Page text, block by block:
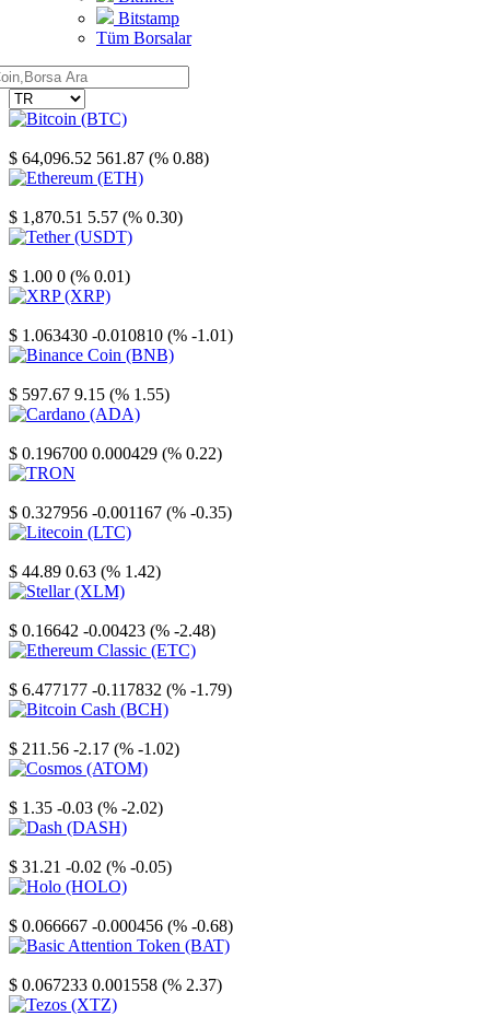
Bitstamp
Tüm Borsalar
$ 64,096.52 561.87 (% 0.88)
$ 1,870.51 5.57 (% 0.30)
$ 1.00 0 (% 0.01)
$ 1.063430 -0.010810 (% -1.01)
$ 597.67 9.15 (% 1.55)
$ 0.196700 0.000429 (% 0.22)
$ 0.327956 -0.001167 (% -0.35)
$ 44.89 0.63 (% 1.42)
$ 0.16642 -0.00423 (% -2.48)
$ 6.477177 -0.117832 (% -1.79)
$ 211.56 -2.17 (% -1.02)
$ 1.35 -0.03 (% -2.02)
$ 31.21 -0.02 (% -0.05)
$ 0.066667 -0.000456 (% -0.68)
$ 0.067233 0.001558 (% 2.37)